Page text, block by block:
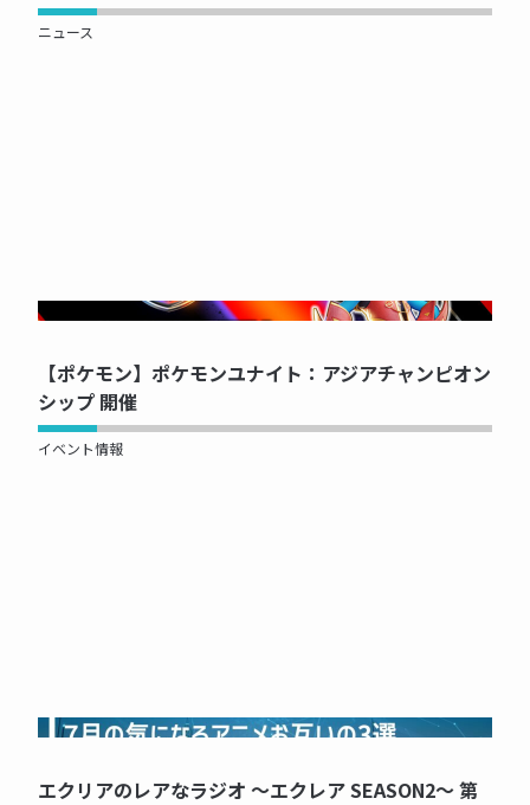
ニュース
NOW PRINTING...
【ポケモン】ポケモンユナイト：アジアチャンピオン
シップ 開催
イベント情報
NOW PRINTING...
エクリアのレアなラジオ ～エクレア SEASON2～ 第